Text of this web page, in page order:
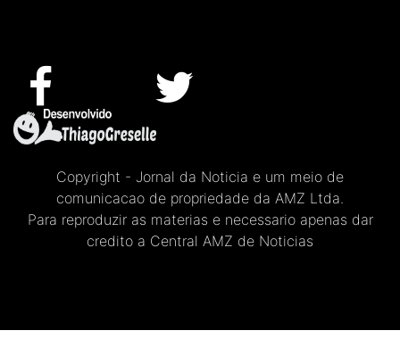
Copyright - Jornal da Noticia e um meio de
comunicacao de propriedade da AMZ Ltda.
Para reproduzir as materias e necessario apenas dar
credito a Central AMZ de Noticias